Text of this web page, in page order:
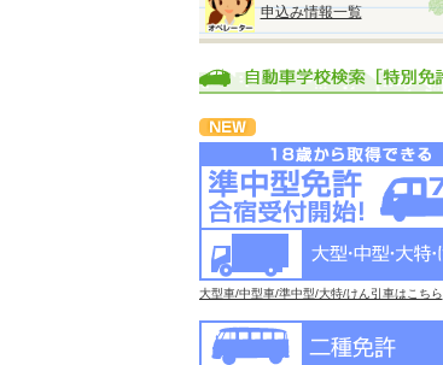
申込み情報一覧
大型車/中型車/準中型/大特/けん引車はこちら